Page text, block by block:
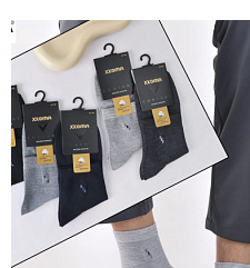
В упаковке:
10 шт.
Количество: